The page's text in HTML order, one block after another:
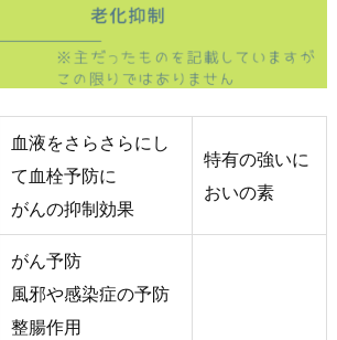
血液をさらさらにし
て血栓予防に
がんの抑制効果
特有の強いに
おいの素
がん予防
風邪や感染症の予防
整腸作用